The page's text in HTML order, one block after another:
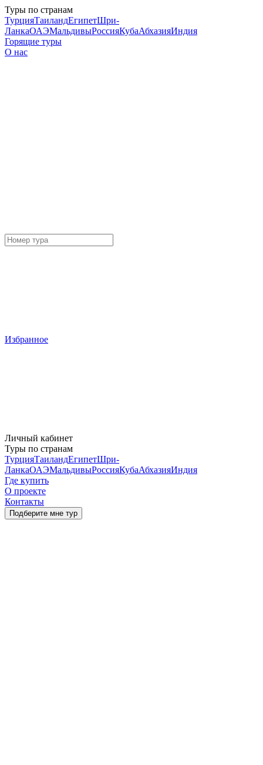
Туры по странам
ТурцияТаиландЕгипетШри-
ЛанкаОАЭМальдивыРоссияКубаАбхазияИндия
Горящие туры
О нас
Избранное
Личный кабинет
Туры по странам
ТурцияТаиландЕгипетШри-
ЛанкаОАЭМальдивыРоссияКубаАбхазияИндия
Где купить
О проекте
Контакты
Подберите мне тур